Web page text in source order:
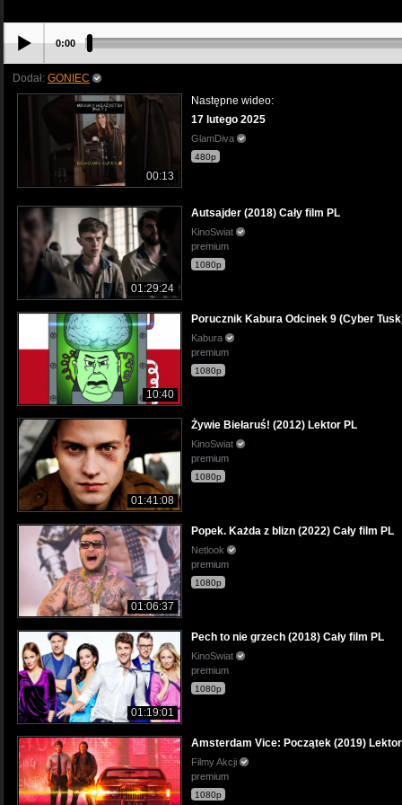
0:00
Dodał: GONIEC
00:13
Następne wideo:
17 lutego 2025
GlamDiva
480p
01:29:24
Autsajder (2018) Cały film PL
KinoSwiat
premium
1080p
10:40
Porucznik Kabura Odcinek 9 (Cyber
Kabura
premium
1080p
01:41:08
Żywie Biełaruś! (2012) Lektor PL
KinoSwiat
premium
1080p
01:06:37
Popek. Każda z blizn (2022) Cały film PL
Netlook
premium
1080p
01:19:01
Pech to nie grzech (2018) Cały film PL
KinoSwiat
premium
1080p
Amsterdam Vice: Początek (2019)
Filmy Akcji
premium
1080p